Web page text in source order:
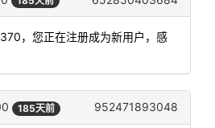
，您正在注册成为新用户，感
185天前 952471893048